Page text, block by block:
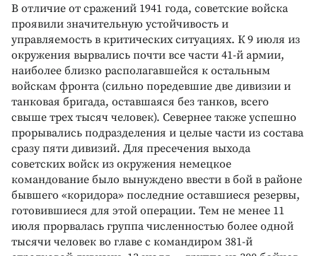
В отличие от сражений 1941 года, советские войска
проявили значительную устойчивость и
управляемость в критических ситуациях. К 9 июля из
окружения вырвались почти все части 41-й армии,
наиболее близко располагавшейся к остальным
войскам фронта (сильно поредевшие две дивизии и
танковая бригада, оставшаяся без танков, всего
свыше трех тысяч человек). Севернее также успешно
прорывались подразделения и целые части из состава
сразу пяти дивизий. Для пресечения выхода
советских войск из окружения немецкое
командование было вынуждено ввести в бой в районе
бывшего «коридора» последние оставшиеся резервы,
готовившиеся для этой операции. Тем не менее 11
июля прорвалась группа численностью более одной
тысячи человек во главе с командиром 381-й